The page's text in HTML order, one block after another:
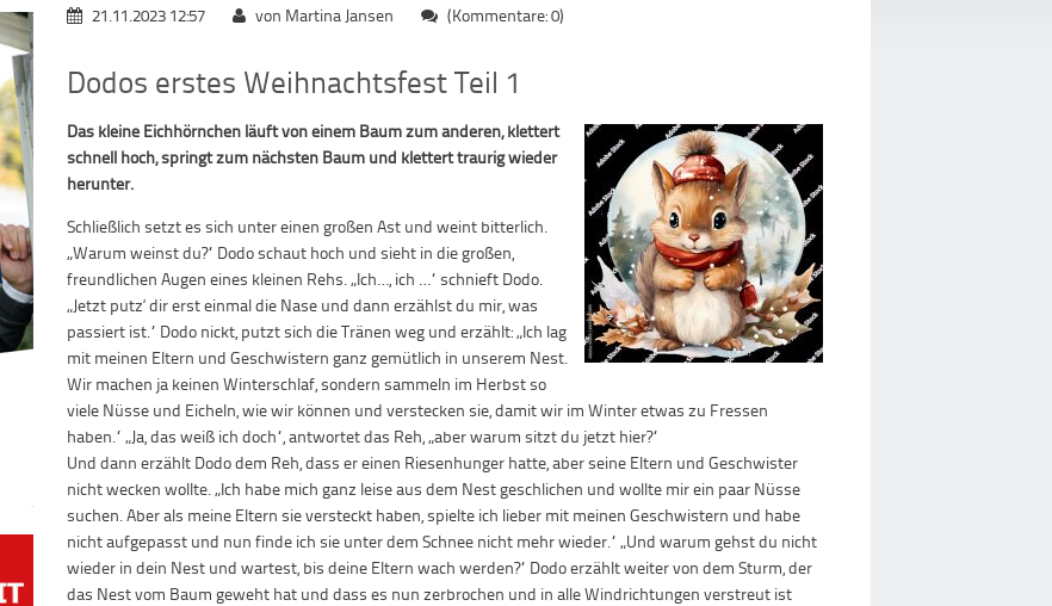
21.11.2023 12:57 von Martina Jansen (Kommentare: 0)
Dodos erstes Weihnachtsfest Teil 1
Das kleine Eichhörnchen läuft von einem Baum zum anderen, klettert
schnell hoch, springt zum nächsten Baum und klettert traurig wieder
herunter.
Schließlich setzt es sich unter einen großen Ast und weint bitterlich.
„Warum weinst du?“ Dodo schaut hoch und sieht in die großen,
freundlichen Augen eines kleinen Rehs. „Ich…, ich …“ schnieft Dodo.
„Jetzt putz‘ dir erst einmal die Nase und dann erzählst du mir, was
passiert ist.“ Dodo nickt, putzt sich die Tränen weg und erzählt: „Ich lag
mit meinen Eltern und Geschwistern ganz gemütlich in unserem Nest.
Wir machen ja keinen Winterschlaf, sondern sammeln im Herbst so
viele Nüsse und Eicheln, wie wir können und verstecken sie, damit wir im Winter etwas zu Fressen
haben.“ „Ja, das weiß ich doch“, antwortet das Reh, „aber warum sitzt du jetzt hier?“
Und dann erzählt Dodo dem Reh, dass er einen Riesenhunger hatte, aber seine Eltern und Geschwister
nicht wecken wollte. „Ich habe mich ganz leise aus dem Nest geschlichen und wollte mir ein paar Nüsse
suchen. Aber als meine Eltern sie versteckt haben, spielte ich lieber mit meinen Geschwistern und habe
nicht aufgepasst und nun finde ich sie unter dem Schnee nicht mehr wieder.“ „Und warum gehst du nicht
wieder in dein Nest und wartest, bis deine Eltern wach werden?“ Dodo erzählt weiter von dem Sturm, der
das Nest vom Baum geweht hat und dass es nun zerbrochen und in alle Windrichtungen verstreut ist